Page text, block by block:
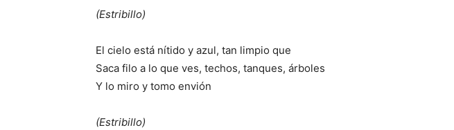
(Estribillo)
El cielo está nítido y azul, tan limpio que
Saca filo a lo que ves, techos, tanques, árboles
Y lo miro y tomo envión
(Estribillo)